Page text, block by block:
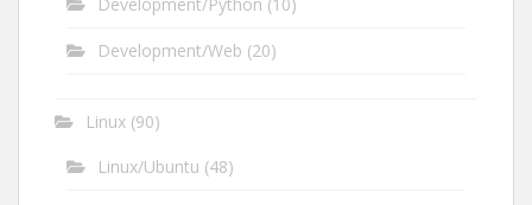
Development/Python (10)
Development/Web (20)
Linux (90)
Linux/Ubuntu (48)